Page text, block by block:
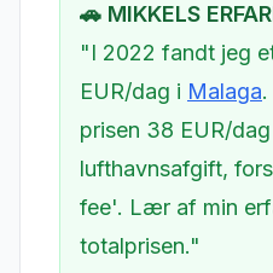
🚗 MIKKELS
"I 2022 fandt jeg
EUR/dag i Malaga
prisen 38 EUR/
lufthavnsafgift,
fee'. Lær af min
totalprisen."